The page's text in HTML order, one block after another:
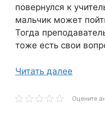
повернулся к
мальчик может
Тогда
тоже есть свои
Читать далее
Оцените